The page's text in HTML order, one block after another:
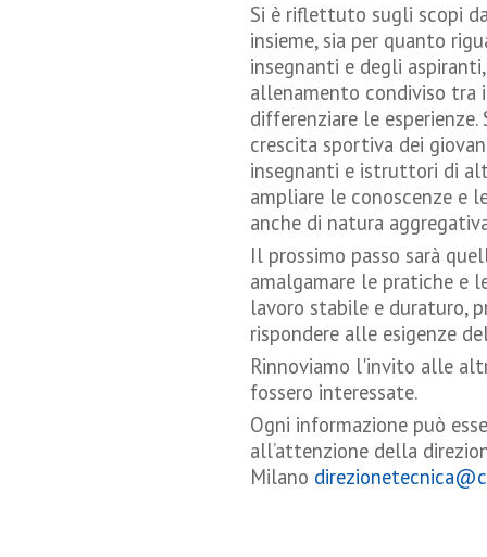
Si è riflettuto sugli scopi
insieme, sia per quanto
insegnanti e degli
allenamento condiviso tra
differenziare le
crescita sportiva dei
insegnanti e istruttori di
ampliare le conoscenze e
anche di natura
Il prossimo passo sarà
amalgamare le pratiche e
lavoro stabile e duraturo,
rispondere alle esigenze
Rinnoviamo l'invito alle
fossero interessate.
Ogni informazione può
all’attenzione della
Milano